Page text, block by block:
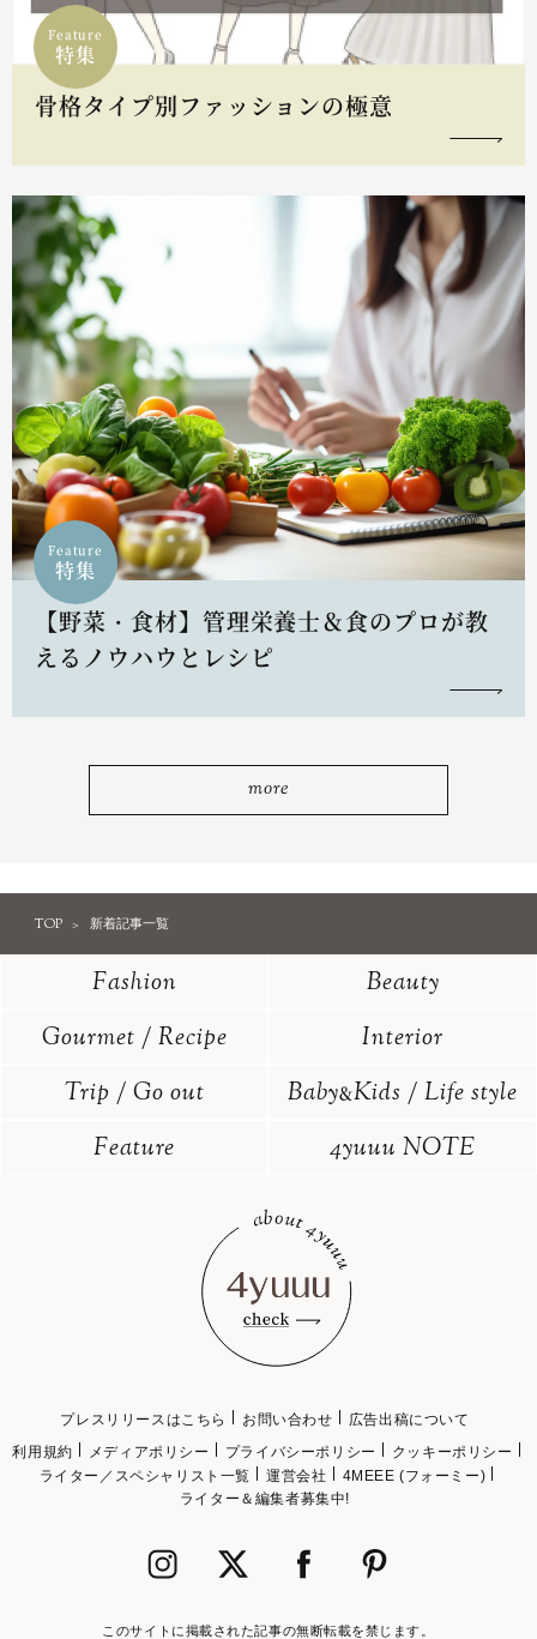
Feature
特集
骨格タイプ別ファッションの極意
Feature
特集
【野菜・食材】管理栄養士＆食のプロが教
えるノウハウとレシピ
more
TOP 新着記事一覧
Fashion
Beauty
Gourmet / Recipe
Interior
Trip / Go out
Baby&Kids / Life style
Feature
4yuuu NOTE
プレスリリースはこちら お問い合わせ
広告出稿について
利用規約
メディアポリシー プライバシーポリシー
クッキーポリシー
ライター／スペシャリスト一覧
運営会社
4MEEE (フォーミー)
ライター＆編集者募集中!
このサイトに掲載された記事の無断転載を禁じます。